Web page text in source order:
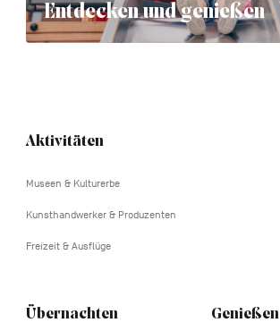
Entdecken und genießen
Navigation
Aktivitäten
Museen & Kulturerbe
Kunsthandwerker & Produzenten
Freizeit & Ausflüge
Übernachten Genießen